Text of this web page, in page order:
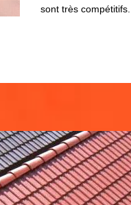
sont très compétitifs.